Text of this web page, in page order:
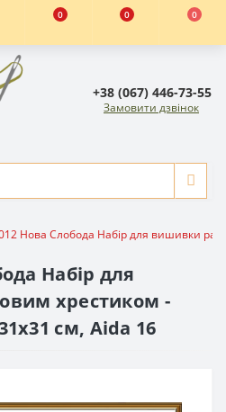
0 0 0
+38 (067) 446-73-55
Замовити дзвінок
Нова Слобода Набір для вишивки
Набір для
хрестиком -
см, Aida 16